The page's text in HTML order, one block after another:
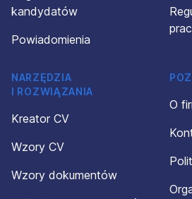
kandydatów
Powiadomienia
NARZĘDZIA
I ROZWIĄZANIA
Kreator CV
Wzory CV
Wzory dokumentów
O